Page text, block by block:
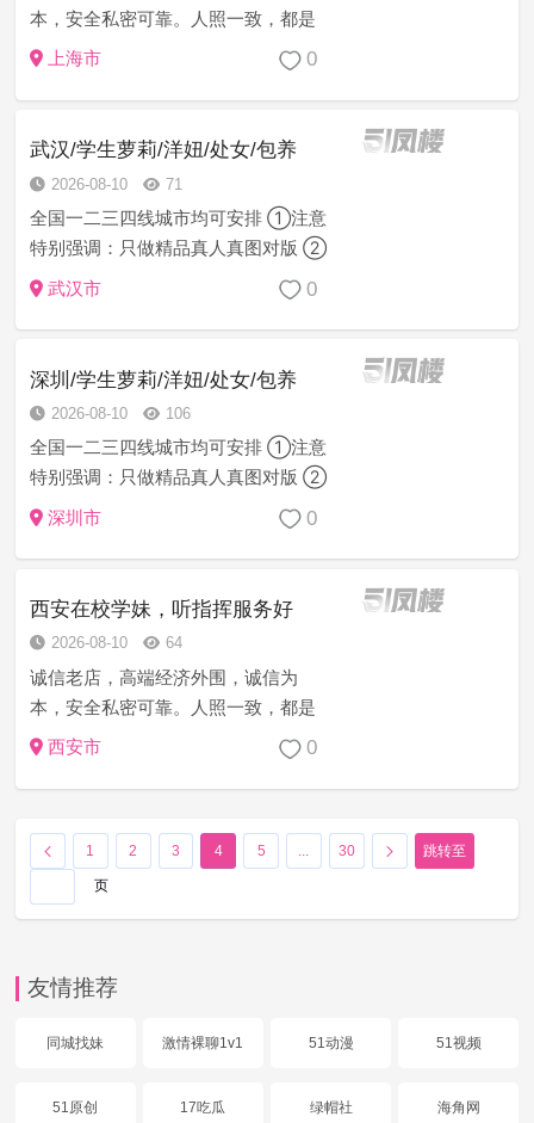
本，安全私密可靠。人照一致，都是
本人姑娘，学生妹，少妇，御姐，护
理念打造完美体验！非诚勿扰！
上海市 0
武汉/学生萝莉/洋妞/处女/包养
2026-08-10 71
全国一二三四线城市均可安排 ①注意
特别强调：只做精品真人真图对版 ②
不做垃圾假图，便宜的不会有精品 ③
线上给您各姿色妹子资料任你挑...
武汉市 0
深圳/学生萝莉/洋妞/处女/包养
2026-08-10 106
全国一二三四线城市均可安排 ①注意
特别强调：只做精品真人真图对版 ②
不做垃圾假图，便宜的不会有精品 ③
线上给您各姿色妹子资料任你挑...
深圳市 0
西安在校学妹，听指挥服务好
2026-08-10 64
诚信老店，高端经济外围，诚信为
本，安全私密可靠。人照一致，都是
本人姑娘，学生妹，少妇，御姐，护
西安市 0
1 2 3 4 5 30 跳转至
页
友情推荐
同城找妹 激情裸聊1v1 51动漫 51视频
51原创 17吃瓜 绿帽社 海角网